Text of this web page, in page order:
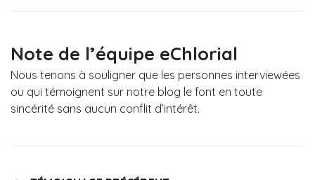
Note de l’équipe eChlorial
Nous tenons à souligner que les personnes interviewées
ou qui témoignent sur notre blog le font en toute
sincérité sans aucun conflit d’intérêt.